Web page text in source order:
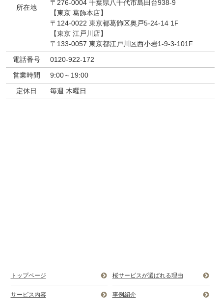
所在地
〒276-0004 千葉県八千代市島田台938-9
【東京 葛飾本店】
〒124-0022 東京都葛飾区奥戸5-24-14 1F
【東京 江戸川店】
〒133-0057 東京都江戸川区西小岩1-9-3-101F
電話番号
0120-922-172
営業時間
9:00～19:00
定休日
毎週 木曜日
トップページ 桜サービスが選ばれる理由
サービス内容 事例紹介